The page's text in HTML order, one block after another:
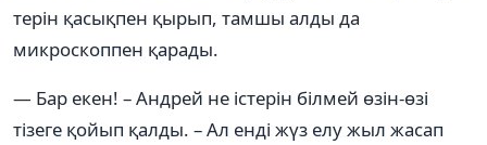
терін қасықпен қырып, тамшы алды да
микроскоппен қарады.
— Бар екен! – Андрей не істерін білмей өзін-өзі
тізеге қойып қалды. – Ал енді жүз елу жыл жасап